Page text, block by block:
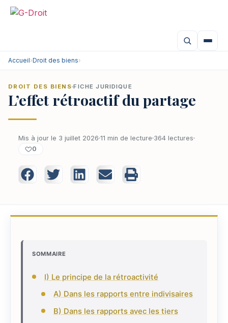
Accueil›Droit des biens›
DROIT DES BIENS FICHE JURIDIQUE
L’effet rétroactif du partage
Mis à jour le 3 juillet 2026 11 min de lecture 364 lectures
0
SOMMAIRE
I) Le principe de la rétroactivité
A) Dans les rapports entre indivisaires
B) Dans les rapports avec les tiers